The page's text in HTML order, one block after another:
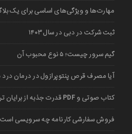
مهارت‌ها و ویژگی‌های اساسی برای یک
ثبت شرکت در دبی در سال ۱۴۰۳
گیم سرور چیست؛ ۵ نوع محبوب آن
آیا مصرف قرص پنتوپرازول در درمان
کتاب صوتی و PDF قدرت جذبه از برایان تریسی
فروش سفارشی کارنامه چه سرویسی